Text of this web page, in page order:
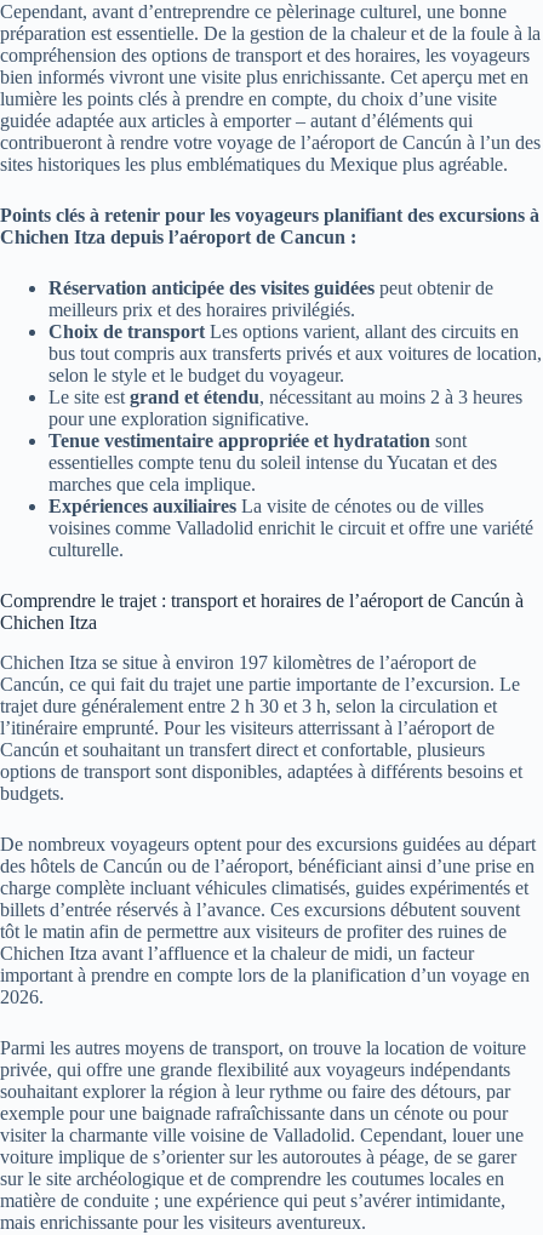
Cependant, avant d’entreprendre ce pèlerinage culturel, une bonne
préparation est essentielle. De la gestion de la chaleur et de la foule à la
compréhension des options de transport et des horaires, les voyageurs
bien informés vivront une visite plus enrichissante. Cet aperçu met en
lumière les points clés à prendre en compte, du choix d’une visite
guidée adaptée aux articles à emporter – autant d’éléments qui
contribueront à rendre votre voyage de l’aéroport de Cancún à l’un des
sites historiques les plus emblématiques du Mexique plus agréable.
Points clés à retenir pour les voyageurs planifiant des excursions à
Chichen Itza depuis l’aéroport de Cancun :
Réservation anticipée des visites guidées peut obtenir de
meilleurs prix et des horaires privilégiés.
Choix de transport Les options varient, allant des circuits en
bus tout compris aux transferts privés et aux voitures de location,
selon le style et le budget du voyageur.
Le site est grand et étendu, nécessitant au moins 2 à 3 heures
pour une exploration significative.
Tenue vestimentaire appropriée et hydratation sont
essentielles compte tenu du soleil intense du Yucatan et des
marches que cela implique.
Expériences auxiliaires La visite de cénotes ou de villes
voisines comme Valladolid enrichit le circuit et offre une variété
culturelle.
Comprendre le trajet : transport et horaires de l’aéroport de Cancún à
Chichen Itza
Chichen Itza se situe à environ 197 kilomètres de l’aéroport de
Cancún, ce qui fait du trajet une partie importante de l’excursion. Le
trajet dure généralement entre 2 h 30 et 3 h, selon la circulation et
l’itinéraire emprunté. Pour les visiteurs atterrissant à l’aéroport de
Cancún et souhaitant un transfert direct et confortable, plusieurs
options de transport sont disponibles, adaptées à différents besoins et
budgets.
De nombreux voyageurs optent pour des excursions guidées au départ
des hôtels de Cancún ou de l’aéroport, bénéficiant ainsi d’une prise en
charge complète incluant véhicules climatisés, guides expérimentés et
billets d’entrée réservés à l’avance. Ces excursions débutent souvent
tôt le matin afin de permettre aux visiteurs de profiter des ruines de
Chichen Itza avant l’affluence et la chaleur de midi, un facteur
important à prendre en compte lors de la planification d’un voyage en
2026.
Parmi les autres moyens de transport, on trouve la location de voiture
privée, qui offre une grande flexibilité aux voyageurs indépendants
souhaitant explorer la région à leur rythme ou faire des détours, par
exemple pour une baignade rafraîchissante dans un cénote ou pour
visiter la charmante ville voisine de Valladolid. Cependant, louer une
voiture implique de s’orienter sur les autoroutes à péage, de se garer
sur le site archéologique et de comprendre les coutumes locales en
matière de conduite ; une expérience qui peut s’avérer intimidante,
mais enrichissante pour les visiteurs aventureux.